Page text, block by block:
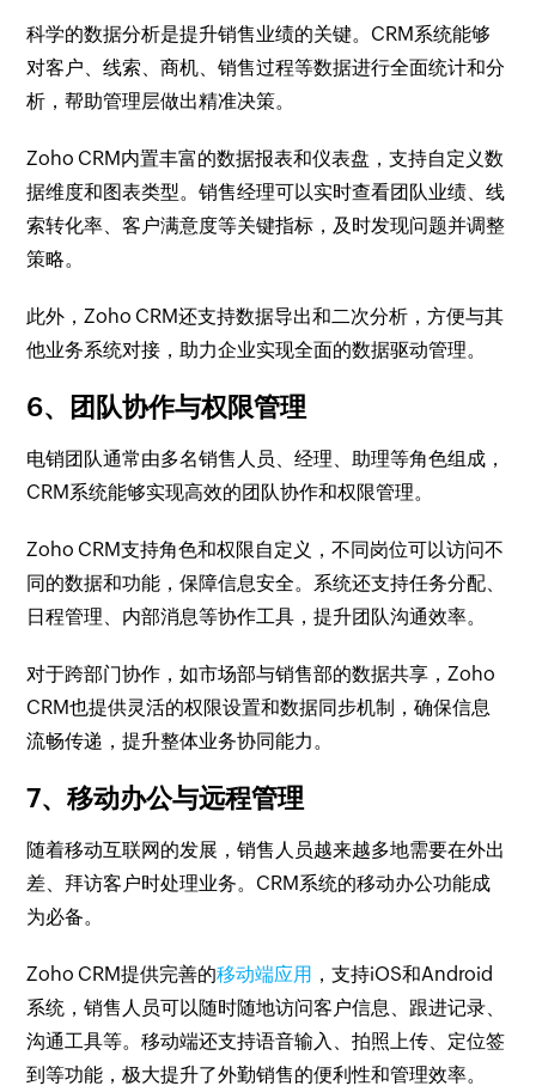
科学的数据分析是提升销售业绩的关键。CRM系统能够
对客户、线索、商机、销售过程等数据进行全面统计和分
析，帮助管理层做出精准决策。
Zoho CRM内置丰富的数据报表和仪表盘，支持自定义数
据维度和图表类型。销售经理可以实时查看团队业绩、线
索转化率、客户满意度等关键指标，及时发现问题并调整
策略。
此外，Zoho CRM还支持数据导出和二次分析，方便与其
他业务系统对接，助力企业实现全面的数据驱动管理。
6、团队协作与权限管理
电销团队通常由多名销售人员、经理、助理等角色组成，
CRM系统能够实现高效的团队协作和权限管理。
Zoho CRM支持角色和权限自定义，不同岗位可以访问不
同的数据和功能，保障信息安全。系统还支持任务分配、
日程管理、内部消息等协作工具，提升团队沟通效率。
对于跨部门协作，如市场部与销售部的数据共享，Zoho
CRM也提供灵活的权限设置和数据同步机制，确保信息
流畅传递，提升整体业务协同能力。
7、移动办公与远程管理
随着移动互联网的发展，销售人员越来越多地需要在外出
差、拜访客户时处理业务。CRM系统的移动办公功能成
为必备。
Zoho CRM提供完善的移动端应用 ，支持iOS和Android
系统，销售人员可以随时随地访问客户信息、跟进记录、
沟通工具等。移动端还支持语音输入、拍照上传、定位签
到等功能，极大提升了外勤销售的便利性和管理效率。